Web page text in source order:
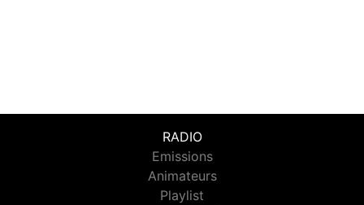
RADIO
Emissions
Animateurs
Playlist